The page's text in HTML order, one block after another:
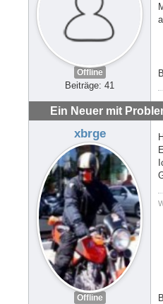
Offline
Beiträge: 41
Ein Neuer mit
xbrge
Offline